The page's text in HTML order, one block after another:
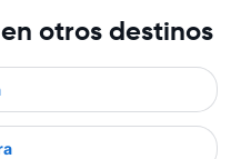
otros destinos